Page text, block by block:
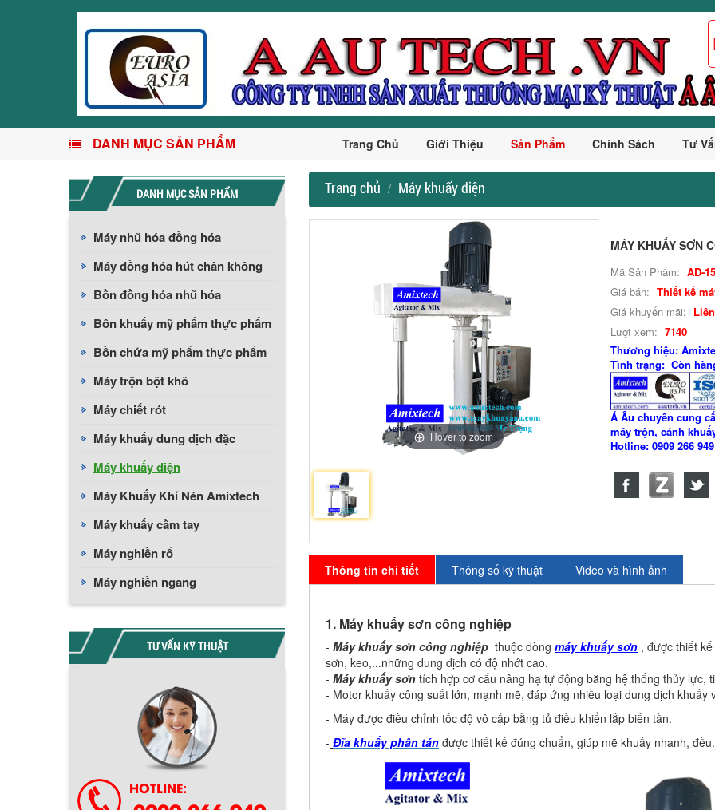
DANH MỤC SẢN PHẨM Trang Chủ Giới Thiệu Sản Phẩm Chính Sách Tư
DANH MỤC SẢN PHẨM
Máy nhũ hóa đồng hóa
Máy đồng hóa hút chân không
Bồn đồng hóa nhũ hóa
Bồn khuấy mỹ phẩm thực phẩm
Bồn chứa mỹ phẩm thực phẩm
Máy trộn bột khô
Máy chiết rót
Máy khuấy dung dịch đặc
Máy khuấy điện
Máy Khuấy Khí Nén Amixtech
Máy khuấy cầm tay
Máy nghiền rổ
Máy nghiền ngang
TƯ VẤN KỸ THUẬT
HOTLINE:
Chính sách bảo hành
Trang chủ Máy khuấy điện
Hover to zoom
MÁY KHUẤY SƠN
Mã Sản Phẩm: AD-15
Giá bán: Thiết kế
Giá khuyến mãi:
Lượt xem: 7140
Thương hiệu:
Tình trạng: Còn
Á Âu chuyên cung
máy trộn, cánh
Hotline: 0909 266
Thông tin chi tiết Thông số kỹ thuật Video và hình ảnh
1. Máy khuấy sơn công nghiệp
- Máy khuấy sơn công nghiệp thuộc dòng máy khuấy sơn , được thiết kế
sơn, keo,...những dung dịch có độ nhớt cao.
- Máy khuấysơn tích hợp cơ cấu nâng hạ tự động bằng hệ thống thủy lực,
- Motor khuấy công suất lớn, mạnh mẽ, đáp ứng nhiều loại dung dịch khuấy
- Máy được điều chỉnh tốc độ vô cấp bằng tủ điều khiển lắp biến tần.
- Đĩa khuấy phân tán được thiết kế đúng chuẩn, giúp mẽ khuấy nhanh, đều.